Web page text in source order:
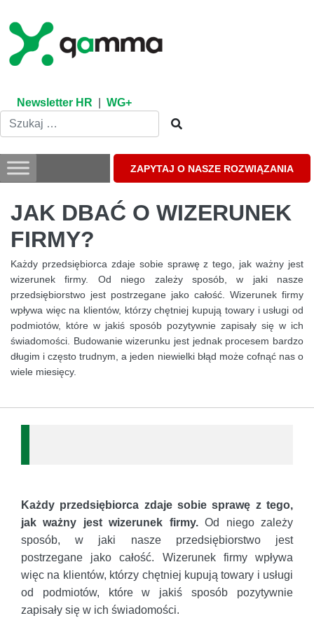
content
Newsletter HR WG+
ZAPYTAJ O NASZE ROZWIĄZANIA
JAK DBAĆ O WIZERUNEK
FIRMY?
Każdy przedsiębiorca zdaje sobie sprawę z tego, jak ważny jest
wizerunek firmy. Od niego zależy sposób, w jaki nasze
przedsiębiorstwo jest postrzegane jako całość. Wizerunek firmy
wpływa więc na klientów, którzy chętniej kupują towary i usługi od
podmiotów, które w jakiś sposób pozytywnie zapisały się w ich
świadomości. Budowanie wizerunku jest jednak procesem bardzo
długim i często trudnym, a jeden niewielki błąd może cofnąć nas o
wiele miesięcy.
Każdy przedsiębiorca zdaje sobie sprawę z tego,
jak ważny jest wizerunek firmy.Od niego zależy
sposób, w jaki nasze przedsiębiorstwo jest
postrzegane jako całość. Wizerunek firmy wpływa
więc na klientów, którzy chętniej kupują towary i usługi
od podmiotów, które w jakiś sposób pozytywnie
zapisały się w ich świadomości.